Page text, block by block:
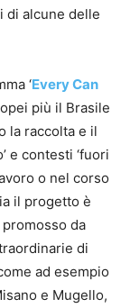
di alcune delle
‘Every Can
più il Brasile
la raccolta e il
e contesti ‘fuori
o nel corso
il progetto è
promosso da
di
ad esempio
e Mugello,